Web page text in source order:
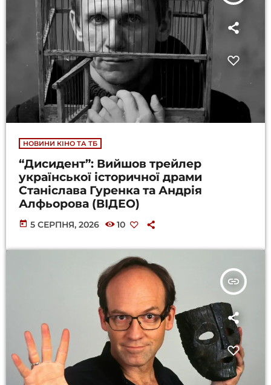
НОВИНИ КІНО ТА ТБ
“Дисидент”: Вийшов трейлер
української історичної драми
Станіслава Гуренка та Андрія
Алфьорова (ВІДЕО)
today 5 СЕРПНЯ, 2026 10
insert_link